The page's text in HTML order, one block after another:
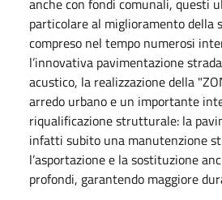
particolare al miglioramento della
compreso nel tempo numerosi
l’innovativa pavimentazione
acustico, la realizzazione della
arredo urbano e un importante
riqualificazione strutturale: la
infatti subito una manutenzione
l’asportazione e la sostituzione
profondi, garantendo maggiore